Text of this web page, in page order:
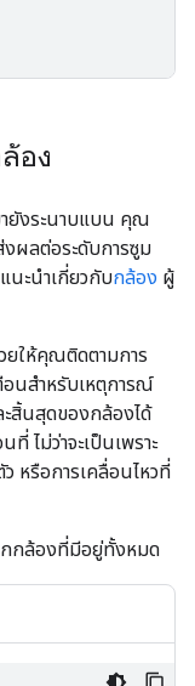
อง
ยังระนาบแบน คุณ
ผลต่อระดับการซูม
นะนำเกี่ยวกับกล้อง ผู้
ยให้คุณติดตามการ
อนสำหรับเหตุการณ์
ะสิ้นสุดของกล้องได้
ไม่ว่าจะเป็นเพราะ
หรือการเคลื่อนไหวที่
กกล้องที่มีอยู่ทั้งหมด